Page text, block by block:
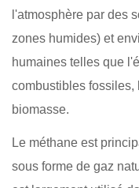
l'atmosphère par des
zones humides) et
humaines telles que
combustibles fossiles,
biomasse.
Le méthane est
sous forme de gaz